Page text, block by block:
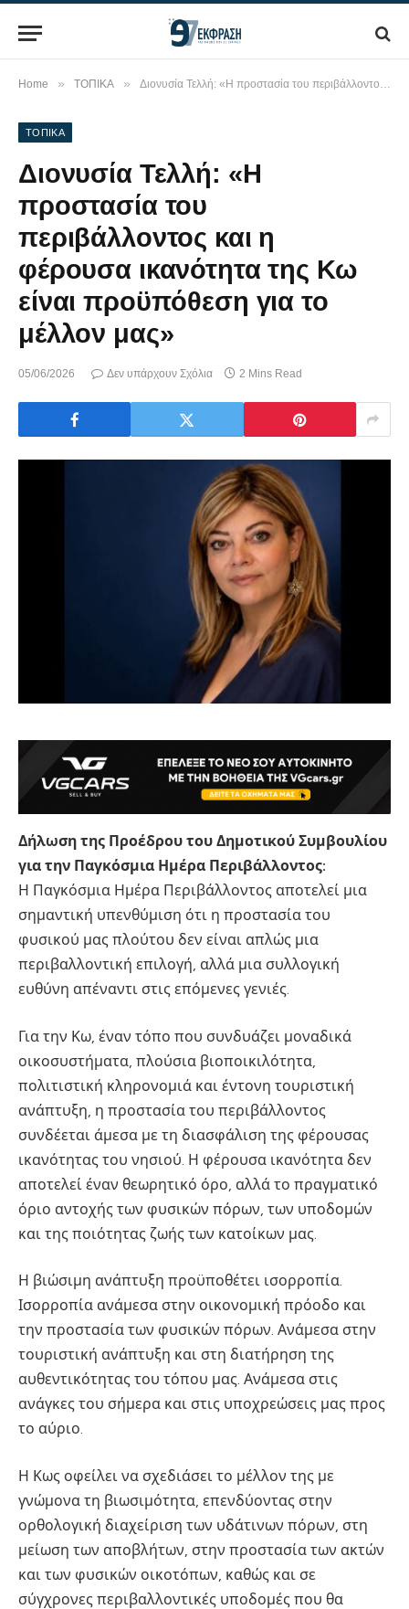
Home » ΤΟΠΙΚΑ » Διονυσία Τελλή: «Η προστασία του περιβάλλοντος και η φέρουσα ικανότητα της Κω είναι προϋπόθεση για το μέλλον μας»
ΤΟΠΙΚΑ
Διονυσία Τελλή: «Η
προστασία του
περιβάλλοντος και η
φέρουσα ικανότητα της Κω
είναι προϋπόθεση για το
μέλλον μας»
05/06/2026 Δεν υπάρχουν Σχόλια 2 Mins Read
Δήλωση της Προέδρου του Δημοτικού Συμβουλίου
για την Παγκόσμια Ημέρα Περιβάλλοντος:
Η Παγκόσμια Ημέρα Περιβάλλοντος αποτελεί μια
σημαντική υπενθύμιση ότι η προστασία του
φυσικού μας πλούτου δεν είναι απλώς μια
περιβαλλοντική επιλογή, αλλά μια συλλογική
ευθύνη απέναντι στις επόμενες γενιές.
Για την Κω, έναν τόπο που συνδυάζει μοναδικά
οικοσυστήματα, πλούσια βιοποικιλότητα,
πολιτιστική κληρονομιά και έντονη τουριστική
ανάπτυξη, η προστασία του περιβάλλοντος
συνδέεται άμεσα με τη διασφάλιση της φέρουσας
ικανότητας του νησιού. Η φέρουσα ικανότητα δεν
αποτελεί έναν θεωρητικό όρο, αλλά το πραγματικό
όριο αντοχής των φυσικών πόρων, των υποδομών
και της ποιότητας ζωής των κατοίκων μας.
Η βιώσιμη ανάπτυξη προϋποθέτει ισορροπία.
Ισορροπία ανάμεσα στην οικονομική πρόοδο και
την προστασία των φυσικών πόρων. Ανάμεσα στην
τουριστική ανάπτυξη και στη διατήρηση της
αυθεντικότητας του τόπου μας. Ανάμεσα στις
ανάγκες του σήμερα και στις υποχρεώσεις μας προς
το αύριο.
Η Κως οφείλει να σχεδιάσει το μέλλον της με
γνώμονα τη βιωσιμότητα, επενδύοντας στην
ορθολογική διαχείριση των υδάτινων πόρων, στη
μείωση των αποβλήτων, στην προστασία των ακτών
και των φυσικών οικοτόπων, καθώς και σε
σύγχρονες περιβαλλοντικές υποδομές που θα